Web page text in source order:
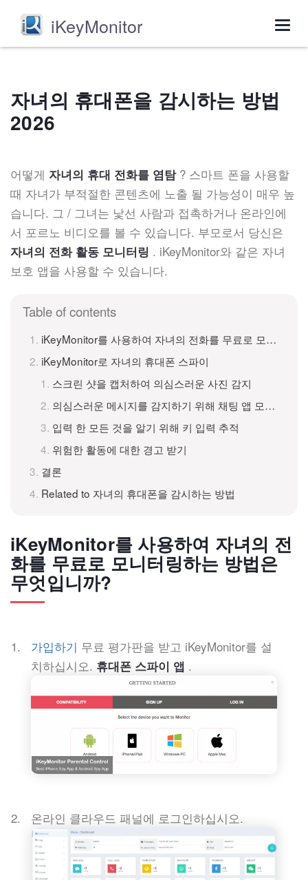
iKeyMonitor
자녀의 휴대폰을 감시하는 방법
2026
어떻게 자녀의 휴대 전화를 염탐? 스마트 폰을 사용할
때 자녀가 부적절한 콘텐츠에 노출 될 가능성이 매우 높
습니다. 그 / 그녀는 낯선 사람과 접촉하거나 온라인에
서 포르노 비디오를 볼 수 있습니다. 부모로서 당신은
자녀의 전화 활동 모니터링 . iKeyMonitor와 같은 자녀
보호 앱을 사용할 수 있습니다.
Table of contents
iKeyMonitor를 사용하여 자녀의 전화를 무료로 모니터링하는 방법은 무엇입니까?
iKeyMonitor로 자녀의 휴대폰 스파이
스크린 샷을 캡처하여 의심스러운 사진 감지
의심스러운 메시지를 감지하기 위해 채팅 앱 모니터링
입력 한 모든 것을 알기 위해 키 입력 추적
위험한 활동에 대한 경고 받기
결론
Related to 자녀의 휴대폰을 감시하는 방법
iKeyMonitor를 사용하여 자녀의 전
화를 무료로 모니터링하는 방법은
무엇입니까?
가입하기 무료 평가판을 받고 iKeyMonitor를 설
치하십시오. 휴대폰 스파이 앱 .
온라인 클라우드 패널에 로그인하십시오.